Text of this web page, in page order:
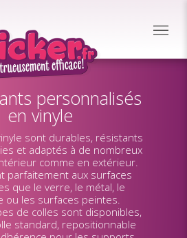
personnalisés
en vinyle
sont durables, résistants
et adaptés à de nombreux
comme en extérieur.
parfaitement aux surfaces
que le verre, le métal, le
ou les surfaces peintes.
de colles sont disponibles,
standard, repositionnable